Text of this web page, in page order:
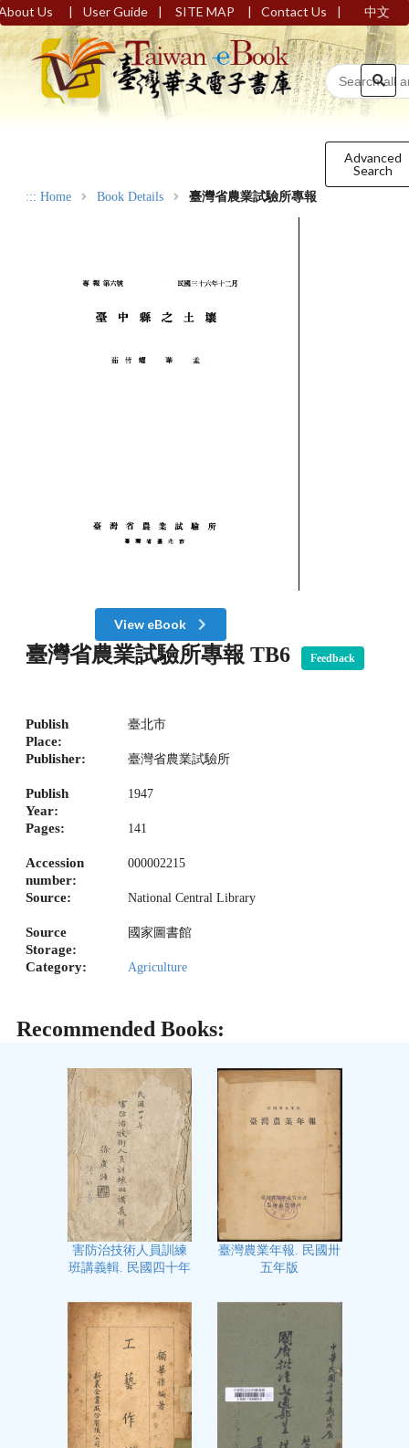
Us | User Guide | SITE MAP | Contact Us | 中文
Advanced
Search
::: Home Book Details 臺灣省農業試驗所專報
View eBook
臺灣省農業試驗所專報 TB6 Feedback
Publish
Place:
臺北市
Publisher: 臺灣省農業試驗所
Publish
Year:
1947
Pages: 141
Accession
number:
000002215
Source: National Central Library
Source
Storage:
國家圖書館
Category: Agriculture
Recommended Books:
害防治技術人員訓練
班講義輯. 民國四十年
臺灣農業年報. 民國卅
五年版